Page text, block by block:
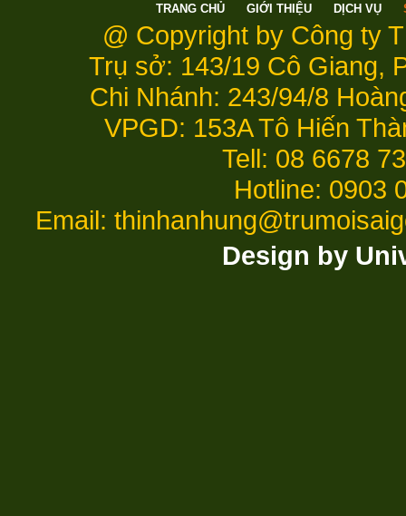
TRANG CHỦ GIỚI THIỆU DỊCH VỤ
@ Copyright by Công ty
Trụ sở: 143/19 Cô Giang,
Chi Nhánh: 243/94/8
VPGD: 153A Tô Hiến
Tell: 08 6678
Hotline: 0903
Email:
Design by